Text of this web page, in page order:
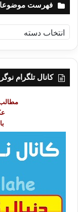
فهرست
ه
ر
کانال تلگرام نوگرا